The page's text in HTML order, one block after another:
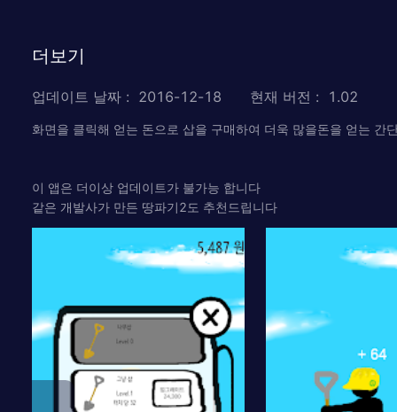
더보기
업데이트 날짜 : 2016-12-18 현재 버전 : 1.02
화면을 클릭해 얻는 돈으로 삽을 구매하여 더욱 많을돈을 얻는 간
이 앱은 더이상 업데이트가 불가능 합니다
같은 개발사가 만든 땅파기2도 추천드립니다